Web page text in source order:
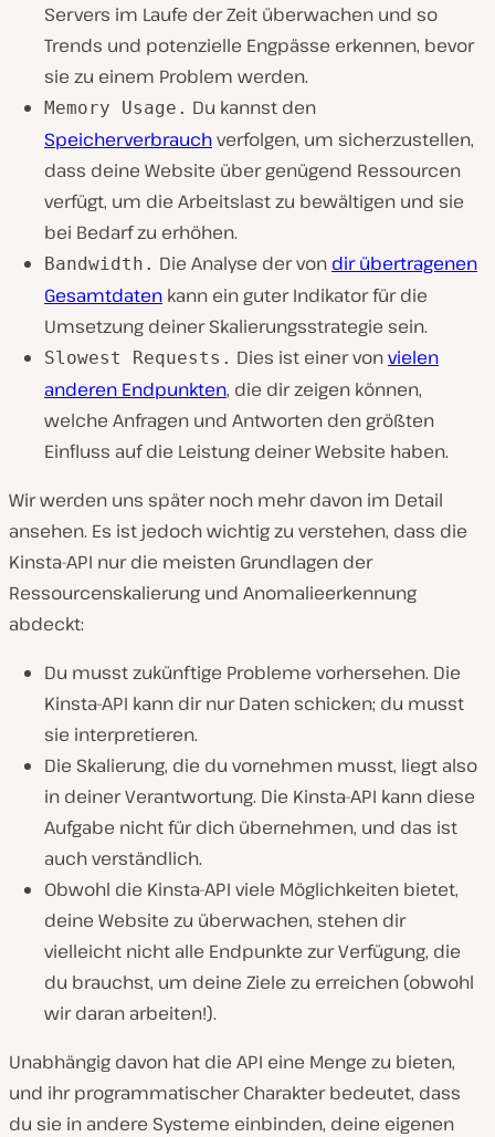
Servers im Laufe der Zeit überwachen und so
Trends und potenzielle Engpässe erkennen, bevor
sie zu einem Problem werden.
Memory Usage. Du kannst den
Speicherverbrauchverfolgen, um sicherzustellen,
dass deine Website über genügend Ressourcen
verfügt, um die Arbeitslast zu bewältigen und sie
bei Bedarf zu erhöhen.
Bandwidth. Die Analyse der von dir übertragenen
Gesamtdaten kann ein guter Indikator für die
Umsetzung deiner Skalierungsstrategie sein.
Slowest Requests. Dies ist einer vonvielen
anderen Endpunkten, die dir zeigen können,
welche Anfragen und Antworten den größten
Einfluss auf die Leistung deiner Website haben.
Wir werden uns später noch mehr davon im Detail
ansehen. Es ist jedoch wichtig zu verstehen, dass die
Kinsta-API nur die meisten Grundlagen der
Ressourcenskalierung und Anomalieerkennung
abdeckt:
Du musst zukünftige Probleme vorhersehen. Die
Kinsta-API kann dir nur Daten schicken; du musst
sie interpretieren.
Die Skalierung, die du vornehmen musst, liegt also
in deiner Verantwortung. Die Kinsta-API kann diese
Aufgabe nicht für dich übernehmen, und das ist
auch verständlich.
Obwohl die Kinsta-API viele Möglichkeiten bietet,
deine Website zu überwachen, stehen dir
vielleicht nicht alle Endpunkte zur Verfügung, die
du brauchst, um deine Ziele zu erreichen (obwohl
wir daran arbeiten!).
Unabhängig davon hat die API eine Menge zu bieten,
und ihr programmatischer Charakter bedeutet, dass
du sie in andere Systeme einbinden, deine eigenen